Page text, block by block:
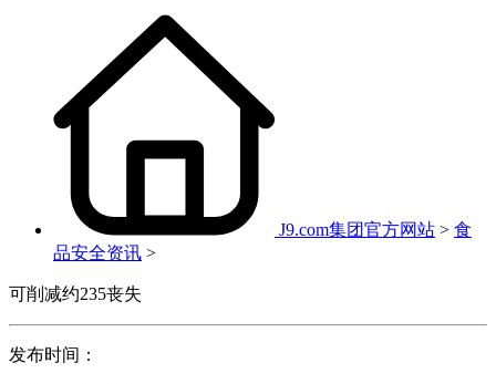
J9.com集团官方网站 > 食
品安全资讯 >
可削减约235丧失
发布时间：